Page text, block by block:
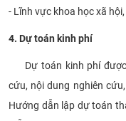
- Lĩnh vực khoa học xã
4. Dự toán kinh phí
Dự toán kinh phí được
cứu, nội dung nghiên
Hướng dẫn lập dự toán